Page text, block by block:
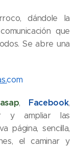
dándole la
que
Se abre una
com
, Facebook,
y ampliar las
página, sencilla,
el caminar y